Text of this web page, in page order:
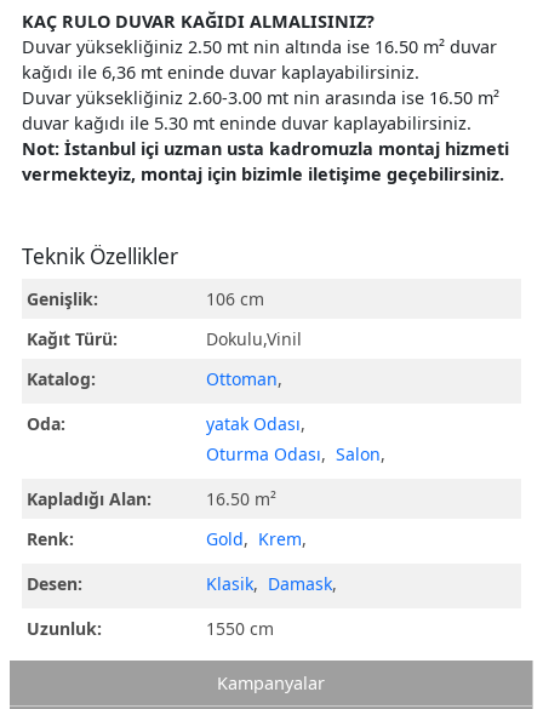
KAÇ RULO DUVAR KAĞIDI ALMALISINIZ?
Duvar yüksekliğiniz 2.50 mt nin altında ise 16.50 m² duvar
kağıdı ile 6,36 mt eninde duvar kaplayabilirsiniz.
Duvar yüksekliğiniz 2.60-3.00 mt nin arasında ise 16.50 m²
duvar kağıdı ile 5.30 mt eninde duvar kaplayabilirsiniz.
Not: İstanbul içi uzman usta kadromuzla montaj hizmeti
vermekteyiz, montaj için bizimle iletişime geçebilirsiniz.
Teknik Özellikler
Genişlik:
106 cm
Kağıt Türü:
Dokulu,Vinil
Katalog:
Ottoman,
Oda:
yatak Odası,
Oturma Odası, Salon,
Kapladığı Alan:
16.50 m²
Renk:
Gold, Krem,
Desen:
Klasik, Damask,
Uzunluk:
1550 cm
Kampanyalar